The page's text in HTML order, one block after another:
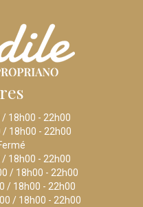
/ 18h00 - 22h00
/ 18h00 - 22h00
18h00 - 22h00
/ 18h00 - 22h00
/ 18h00 - 22h00
/ 18h00 - 22h00